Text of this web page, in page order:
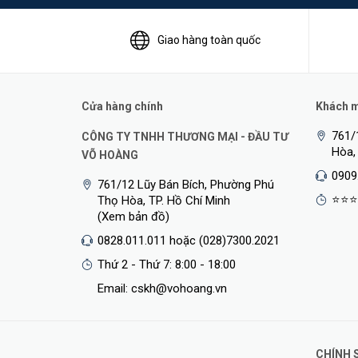
Giao hàng toàn quốc
Cửa hàng chính
CÔNG TY TNHH THƯƠNG MẠI - ĐẦU TƯ
VÕ HOÀNG
761/12 Lũy Bán Bích, Phường Phú
Thọ Hòa, TP. Hồ Chí Minh
(Xem bản đồ)
0828.011.011 hoặc (028)7300.2021
Thứ 2 - Thứ 7: 8:00 - 18:00
Email: cskh@vohoang.vn
Khách
761/
Hòa,
CHÍNH